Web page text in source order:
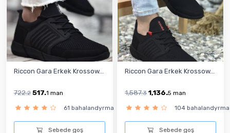
Riccon Gara Erkek Krossow...
722.2 517.1 man
61 bahalandyrma
Sebede goş
Riccon Gara Erkek Krossow...
1,587.3 1,136.5 man
104 bahalandyrma
Sebede goş